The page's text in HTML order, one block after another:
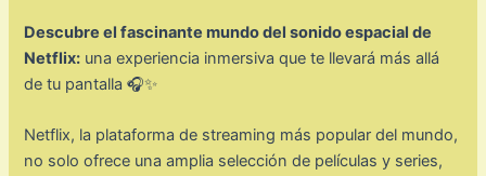
Descubre el fascinante mundo del sonido espacial de
Netflix: una experiencia inmersiva que te llevará más allá
de tu pantalla 🎧✨
Netflix, la plataforma de streaming más popular del mundo,
no solo ofrece una amplia selección de películas y series,